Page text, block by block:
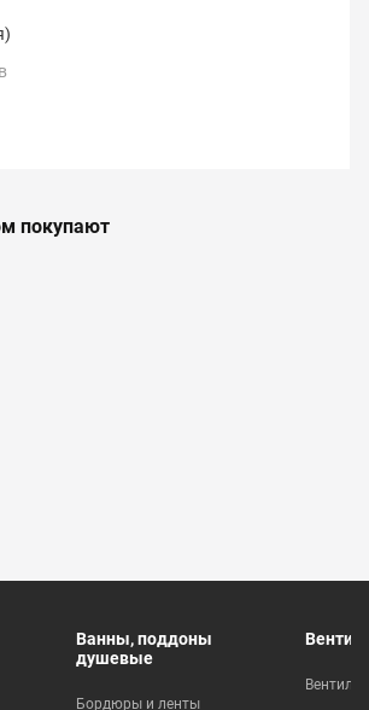
покупают
Ванны, поддоны
душевые
Бордюры и ленты